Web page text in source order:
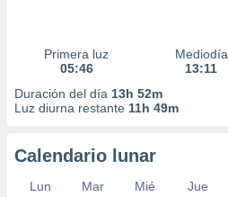
Primera luz
05:46
Mediodía
13:11
Duración del día 13h 52m
Luz diurna restante 11h 49m
Calendario lunar
Lun Mar Mié Jue